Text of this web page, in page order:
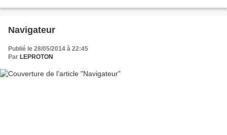
Navigateur
Publié le 28/05/2014 à 22:45
Par LEPROTON